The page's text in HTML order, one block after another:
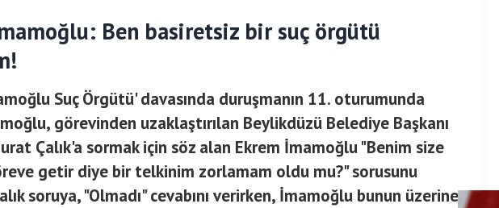
Ben basiretsiz bir suç örgütü
Suç Örgütü' davasında duruşmanın 11. oturumunda
görevinden uzaklaştırılan Beylikdüzü Belediye Başkanı
Çalık'a sormak için söz alan Ekrem İmamoğlu "Benim size
getir diye bir telkinim zorlamam oldu mu?" sorusunu
soruya, "Olmadı" cevabını verirken, İmamoğlu bunun üzerine